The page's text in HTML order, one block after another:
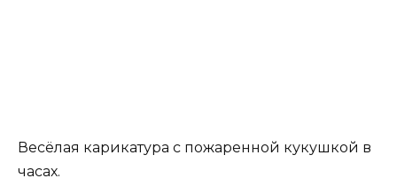
Весёлая карикатура с пожаренной кукушкой в
часах.